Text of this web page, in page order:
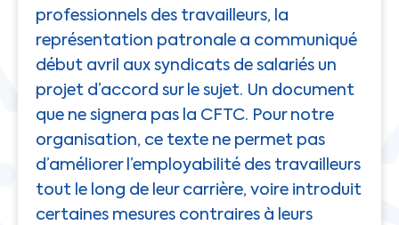
professionnels des travailleurs, la
représentation patronale a communiqué
début avril aux syndicats de salariés un
projet d’accord sur le sujet. Un document
que ne signera pas la CFTC. Pour notre
organisation, ce texte ne permet pas
d’améliorer l’employabilité des travailleurs
tout le long de leur carrière, voire introduit
certaines mesures contraires à leurs